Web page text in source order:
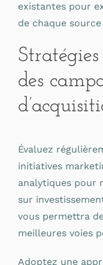
existantes pour
de chaque source
des
Évaluez
initiatives
analytiques pour
sur
vous permettra
meilleures voies
Adoptez une